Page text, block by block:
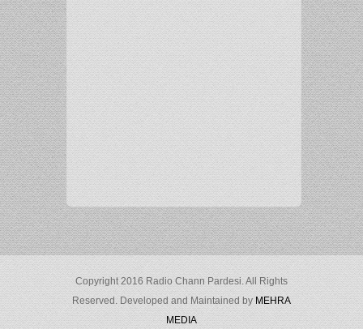
Copyright 2016 Radio Chann Pardesi. All Rights
Reserved. Developed and Maintained by MEHRA
MEDIA